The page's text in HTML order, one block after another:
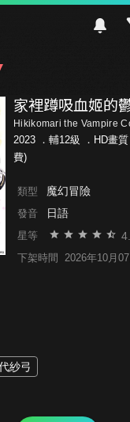
家裡蹲吸血姬的
Hikikomari the Vampire
2023 ． 輔12級
．HD畫
費)
類型 魔幻冒險
發音 日語
星等
下架時間 2026年10月07
紗弓